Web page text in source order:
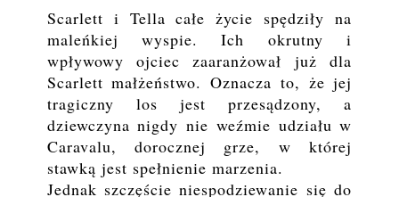
Scarlett i Tella całe życie spędziły na
maleńkiej wyspie. Ich okrutny i
wpływowy ojciec zaaranżował już dla
Scarlett małżeństwo. Oznacza to, że jej
tragiczny los jest przesądzony, a
dziewczyna nigdy nie weźmie udziału w
Caravalu, dorocznej grze, w której
stawką jest spełnienie marzenia.
Jednak szczęście niespodziewanie się do